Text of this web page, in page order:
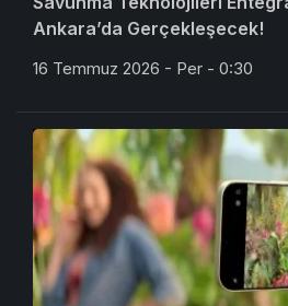
Ankara’da Gerçekleşecek!
16 Temmuz 2026 - Per - 0:30